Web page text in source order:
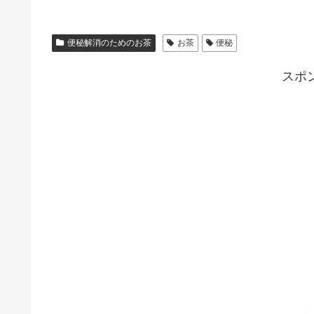
便秘解消のためのお茶 お茶 便秘
スポ